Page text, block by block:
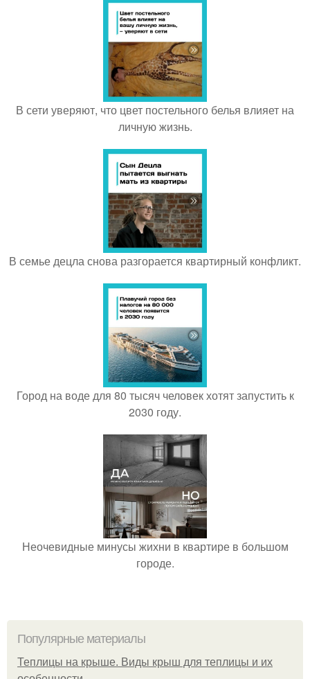
В сети уверяют, что цвет постельного белья влияет на
личную жизнь.
В семье децла снова разгорается квартирный конфликт.
Город на воде для 80 тысяч человек хотят запустить к
2030 году.
Неочевидные минусы жихни в квартире в большом
городе.
Популярные материалы
Теплицы на крыше. Виды крыш для теплицы и их